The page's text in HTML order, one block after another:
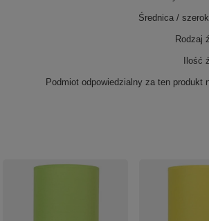
Podmiot odpowiedzialny za ten produkt
Średnica /
Rodzaj
Ilość